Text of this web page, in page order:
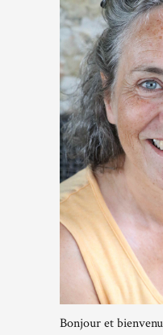
Bonjour et